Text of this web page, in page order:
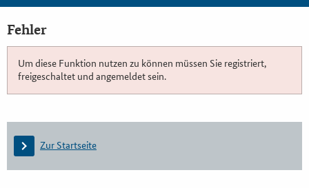
Fehler
Um diese Funktion nutzen zu können müssen Sie registriert,
freigeschaltet und angemeldet sein.
Zur Startseite